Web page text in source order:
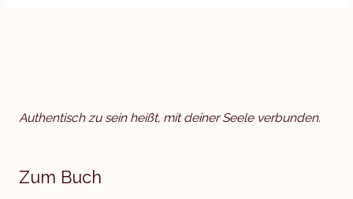
Authentisch zu sein heißt, mit deiner Seele verbunden.
Zum Buch